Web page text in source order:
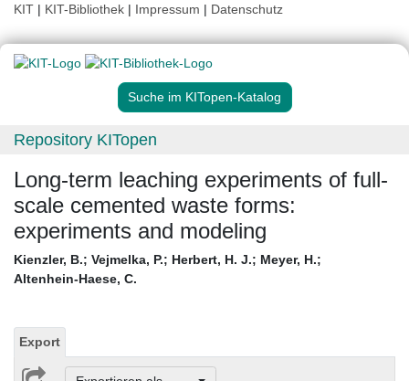
KIT | KIT-Bibliothek | Impressum | Datenschutz
Suche im KITopen-Katalog
Repository KITopen
Long-term leaching experiments of full-
scale cemented waste forms:
experiments and modeling
Kienzler, B.; Vejmelka, P.; Herbert, H. J.; Meyer, H.;
Altenhein-Haese, C.
Export